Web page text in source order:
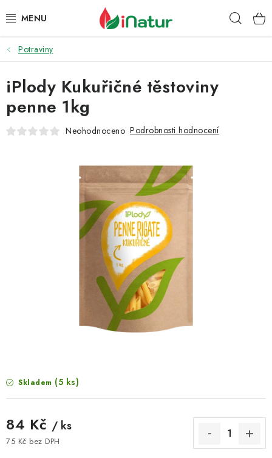
na
POTRAVINY
OŘECHY A SUŠENÉ PLODY
SNACKY
EKO DROGERIE A KOSMETIKA
DOPRAVA A PLATBA
Reklamace a vrácení zboží
Potraviny
Skladem (5 ks)
84 Kč / ks
75 Kč bez DPH
iPlody Kukuřičné těstoviny
penne 1kg
Neohodnoceno Podrobnosti hodnocení